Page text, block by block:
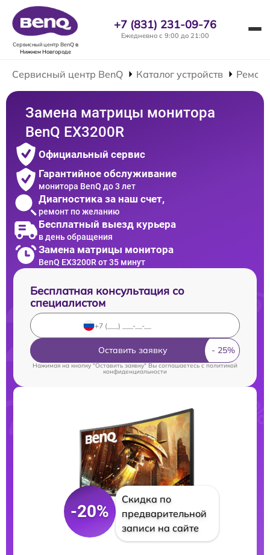
Сервисный центр BenQв
Нижнем Новгороде
+7 (831) 231-09-76
Ежедневно с 9:00 до 21:00
Сервисный центр BenQ Каталог устройств
Замена матрицы монитора
BenQ EX3200R
Официальный сервис
Гарантийное обслуживание
монитора BenQ до 3 лет
Диагностика за наш счет,
ремонт по желанию
Бесплатный выезд курьера
в день обращения
Замена матрицы монитора
BenQ EX3200R от 35 минут
Бесплатная консультация со
специалистом
Оставить заявку
Нажимая на кнопку "Оставить заявку" Вы соглашаетесь cполитикой
конфиденциальности
-20%
Скидка по
предварительной
записи на сайте